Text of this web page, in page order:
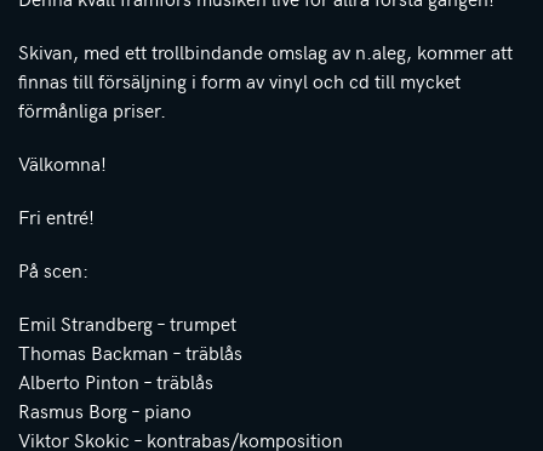
Skivan, med ett trollbindande omslag av n.aleg, kommer att
finnas till försäljning i form av vinyl och cd till mycket
förmånliga priser.
Välkomna!
Fri entré!
På scen:
Emil Strandberg – trumpet
Thomas Backman – träblås
Alberto Pinton – träblås
Rasmus Borg – piano
Viktor Skokic – kontrabas/komposition